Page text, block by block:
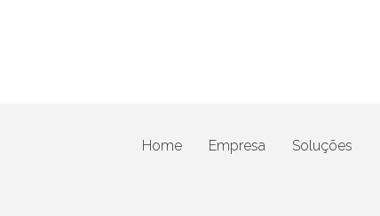
Home Empresa Soluções